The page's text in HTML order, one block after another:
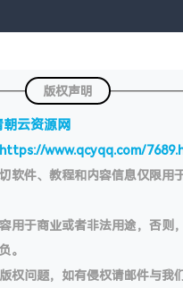
版权声明
朝云资源网
https://www.qcyqq.com/
软件、教程和内容信息仅限用
用于商业或者非法用途，否则
。
权问题，如有侵权请邮件与我